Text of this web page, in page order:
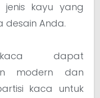
jenis kayu yang
desain Anda.
kaca dapat
modern dan
kaca untuk